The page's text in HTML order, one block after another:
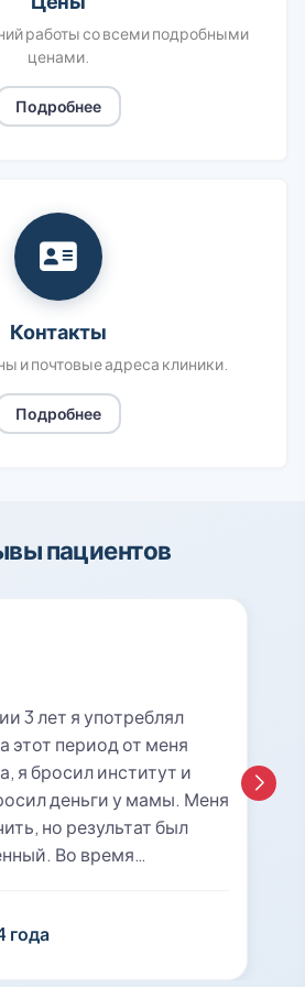
работы со всеми подробными
ценами.
Подробнее
Контакты
и почтовые адреса клиники.
Подробнее
пациентов
3 лет я употреблял
этот период от меня
я бросил институт и
деньги у мамы. Меня
но результат был
Во время
Беседа с наркологом
к мысли о
курса лечения и
года